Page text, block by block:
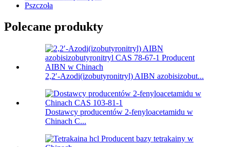
Pszczoła
Polecane produkty
2,2′-Azodi(izobutyronitryl) AIBN azobisizobut...
Dostawcy producentów 2-fenyloacetamidu w
Chinach C...